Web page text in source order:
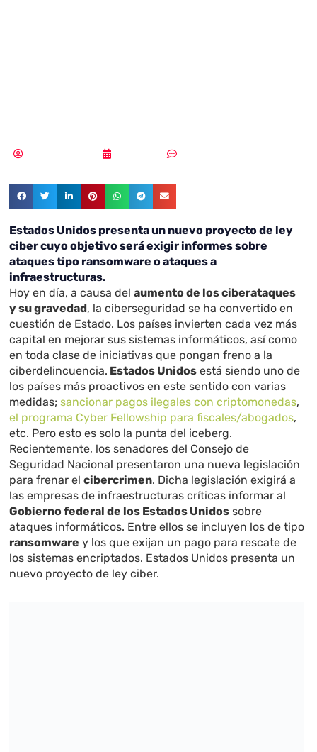
Estados Unidos presenta un nuevo proyecto de ley
ciber cuyo objetivo será exigir informes sobre
ataques tipo ransomware o ataques a
infraestructuras.
Hoy en día, a causa delaumento de los ciberataques
y su gravedad, la ciberseguridad se ha convertido en
cuestión de Estado. Los países invierten cada vez más
capital en mejorar sus sistemas informáticos, así como
en toda clase de iniciativas que pongan freno a la
ciberdelincuencia. Estados Unidos está siendo uno de
los países más proactivos en este sentido con varias
medidas;sancionar pagos ilegales con criptomonedas,
el programa Cyber ​​Fellowship para fiscales/abogados,
etc. Pero esto es solo la punta del iceberg.
Recientemente, los senadores del Consejo de
Seguridad Nacional presentaron una nueva legislación
para frenar elcibercrimen. Dicha legislación exigirá a
las empresas de infraestructuras críticas informar al
Gobierno federal de los Estados Unidos sobre
ataques informáticos. Entre ellos se incluyen los de tipo
ransomware y los que exijan un pago para rescate de
los sistemas encriptados. Estados Unidos presenta un
nuevo proyecto de ley ciber.